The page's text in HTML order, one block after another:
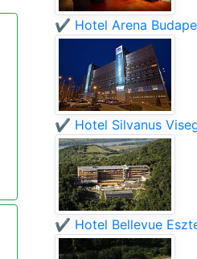
✔️ Hotel Arena
✔️ Hotel Silvanus
✔️ Hotel Bellevue